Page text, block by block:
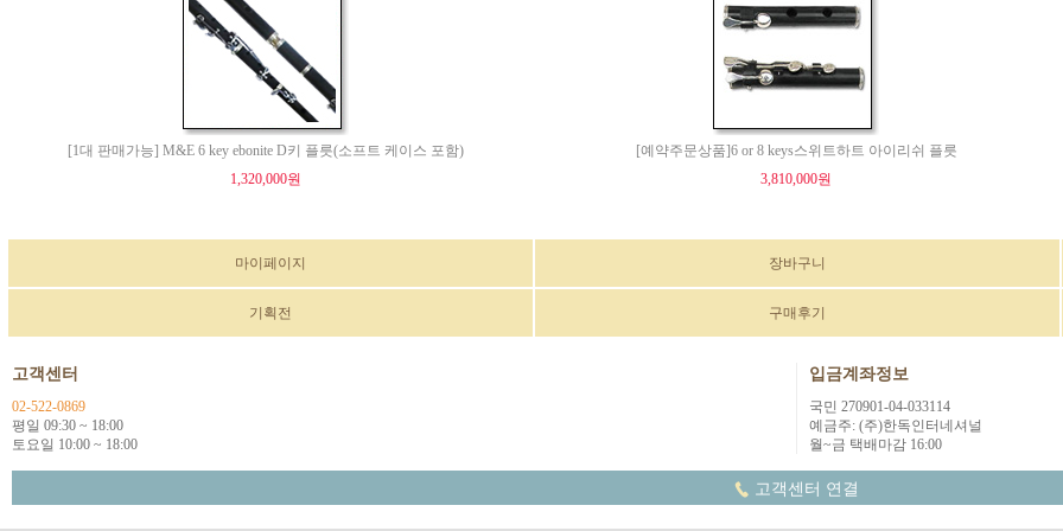
[1대 판매가능] M&E 6 key ebonite D키 플릇(소프트 케이스 포함)
1,320,000원
[예약주문상품]6 or 8 keys스위트하트 아이리쉬 플릇
3,810,000원
마이페이지 장바구니
기획전 구매후기
고객센터
02-522-0869
평일 09:30 ~ 18:00
토요일 10:00 ~ 18:00
입금계좌정보
국민 270901-04-033114
예금주: (주)한독인터네셔널
월~금 택배마감 16:00
고객센터 연결